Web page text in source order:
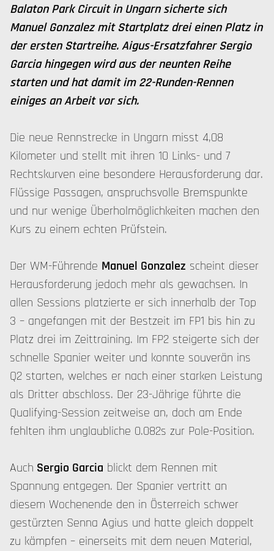
Balaton Park Circuit in Ungarn sicherte sich
Manuel Gonzalez mit Startplatz drei einen Platz in
der ersten Startreihe. Aigus-Ersatzfahrer Sergio
Garcia hingegen wird aus der neunten Reihe
starten und hat damit im 22-Runden-Rennen
einiges an Arbeit vor sich.
Die neue Rennstrecke in Ungarn misst 4,08
Kilometer und stellt mit ihren 10 Links- und 7
Rechtskurven eine besondere Herausforderung dar.
Flüssige Passagen, anspruchsvolle Bremspunkte
und nur wenige Überholmöglichkeiten machen den
Kurs zu einem echten Prüfstein.
Der WM-Führende Manuel Gonzalez scheint dieser
Herausforderung jedoch mehr als gewachsen. In
allen Sessions platzierte er sich innerhalb der Top
3 – angefangen mit der Bestzeit im FP1 bis hin zu
Platz drei im Zeittraining. Im FP2 steigerte sich der
schnelle Spanier weiter und konnte souverän ins
Q2 starten, welches er nach einer starken Leistung
als Dritter abschloss. Der 23-Jährige führte die
Qualifying-Session zeitweise an, doch am Ende
fehlten ihm unglaubliche 0.082s zur Pole-Position.
Auch Sergio Garcia blickt dem Rennen mit
Spannung entgegen. Der Spanier vertritt an
diesem Wochenende den in Österreich schwer
gestürzten Senna Agius und hatte gleich doppelt
zu kämpfen – einerseits mit dem neuen Material,